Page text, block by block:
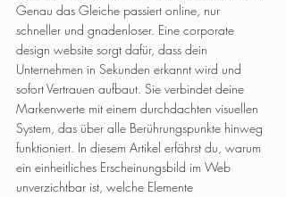
Genau das Gleiche passiert online, nur
schneller und gnadenloser. Eine corporate
design website sorgt dafür, dass dein
Unternehmen in Sekunden erkannt wird und
sofort Vertrauen aufbaut. Sie verbindet deine
Markenwerte mit einem durchdachten visuellen
System, das über alle Berührungspunkte hinweg
funktioniert. In diesem Artikel erfährst du, warum
ein einheitliches Erscheinungsbild im Web
unverzichtbar ist, welche Elemente